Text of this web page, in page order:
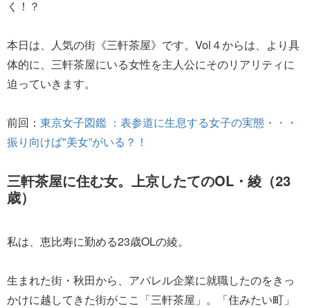
く！？
本日は、人気の街《三軒茶屋》です。Vol４からは、より具
体的に、三軒茶屋にいる女性を主人公にそのリアリティに
迫っていきます。
前回： 東京女子図鑑 ：表参道に生息する女子の実態・・・
振り向けば"美女”がいる？！
三軒茶屋に住む女。上京したてのOL・綾（23
歳）
私は、恵比寿に勤める23歳OLの綾。
生まれた街・秋田から、アパレル企業に就職したのをきっ
かけに越してきた街がここ「三軒茶屋」。「住みたい町」